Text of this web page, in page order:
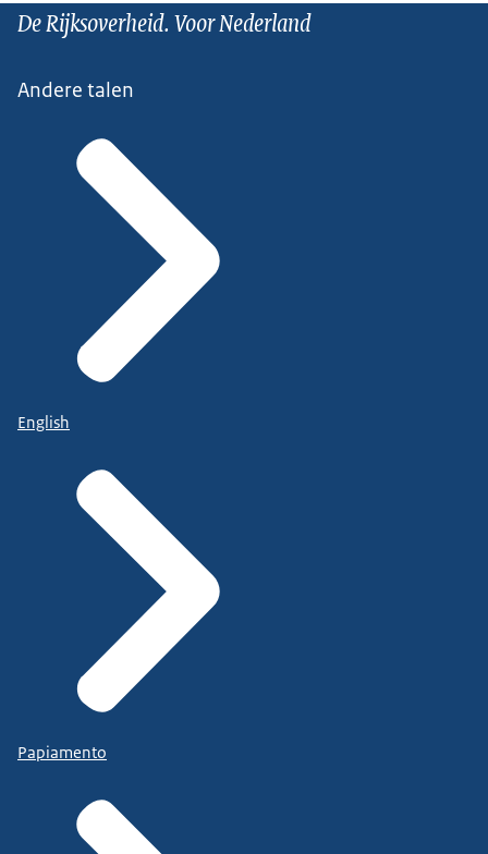
De Rijksoverheid. Voor Nederland
Andere talen
English
Papiamento